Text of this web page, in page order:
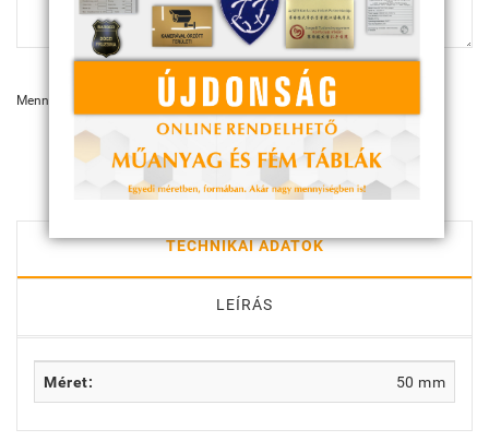
Mennyiség:
KOSÁRBA
TECHNIKAI ADATOK
LEÍRÁS
Méret: 50 mm